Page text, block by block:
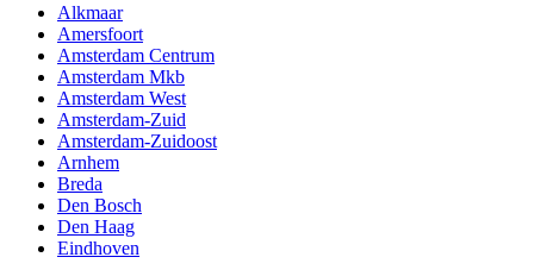
Alkmaar
Amersfoort
Amsterdam Centrum
Amsterdam Mkb
Amsterdam West
Amsterdam-Zuid
Amsterdam-Zuidoost
Arnhem
Breda
Den Bosch
Den Haag
Eindhoven